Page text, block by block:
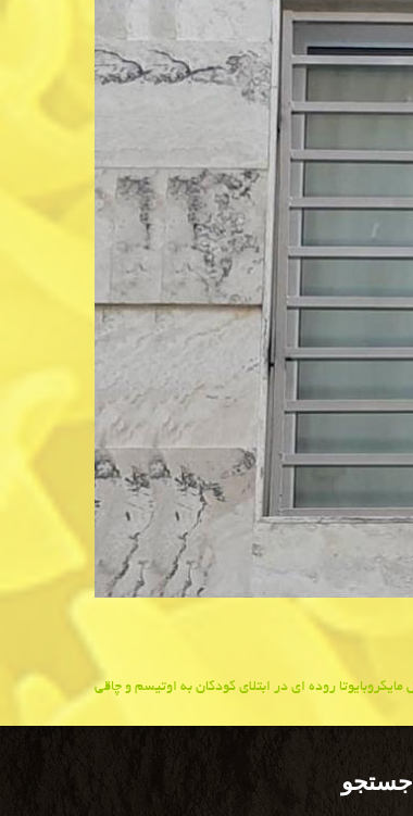
روده ای در ابتلای كودكان به اوتیسم و چاقی
جستجو